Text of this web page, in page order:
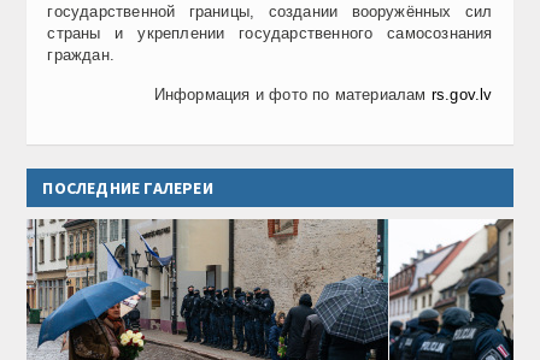
государственной границы, создании вооружённых сил
страны и укреплении государственного самосознания
граждан.
Информация и фото по материалам rs.gov.lv
ПОСЛЕДНИЕ ГАЛЕРЕИ